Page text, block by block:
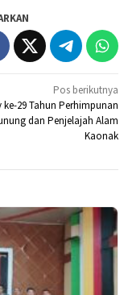
Pos berikutnya
ke-29 Tahun Perhimpunan
dan Penjelajah Alam
Kaonak